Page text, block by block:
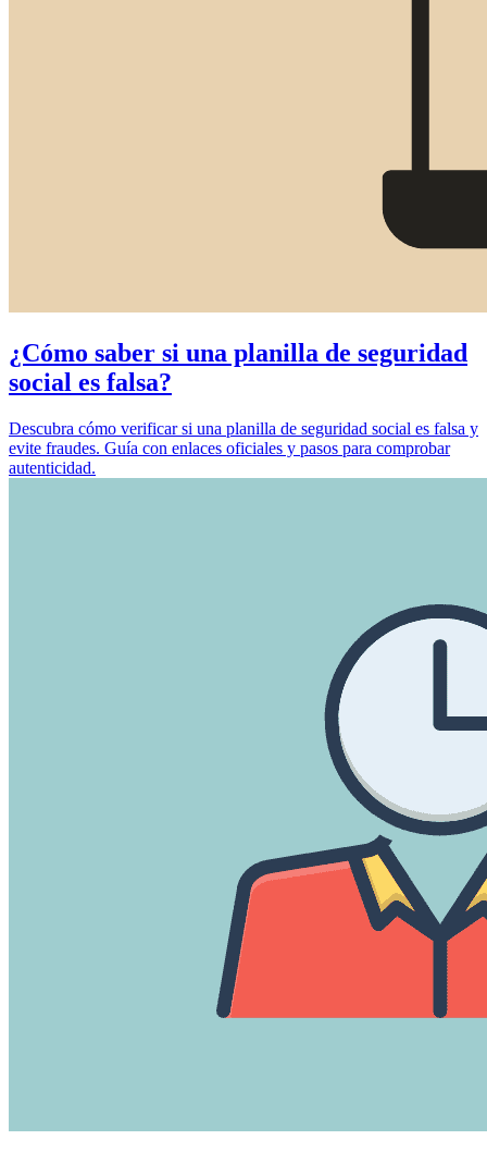
¿Cómo saber si una planilla de seguridad
social es falsa?
Descubra cómo verificar si una planilla de seguridad social es falsa y
evite fraudes. Guía con enlaces oficiales y pasos para comprobar
autenticidad.